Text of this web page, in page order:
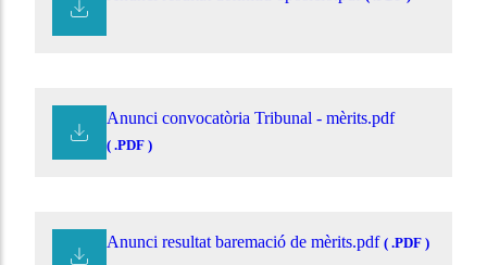
Anunci convocatòria Tribunal - mèrits.pdf
( .PDF )
Anunci resultat baremació de mèrits.pdf ( .PDF )